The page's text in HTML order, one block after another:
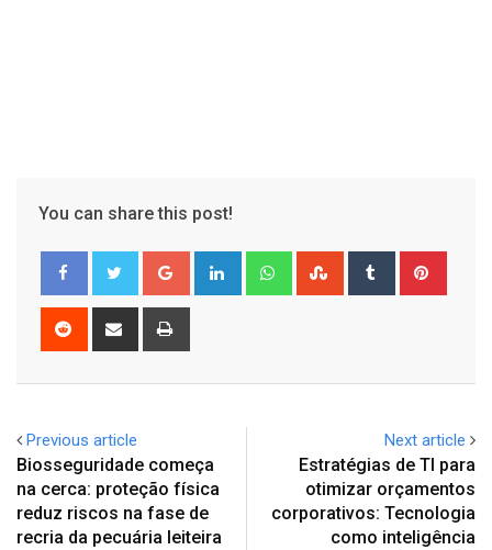
You can share this post!
Google+ LinkedIn WhatsappStumbleUpon
Tumblr
Reddit
Share
Previous article
Biosseguridade começa
na cerca: proteção física
reduz riscos na fase de
recria da pecuária leiteira
Next article
Estratégias de TI para
otimizar orçamentos
corporativos: Tecnologia
como inteligência